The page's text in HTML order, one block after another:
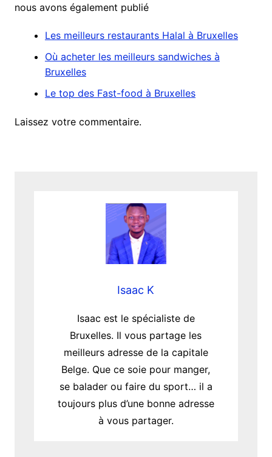
nous avons également publié
Les meilleurs restaurants Halal à Bruxelles
Où acheter les meilleurs sandwiches à
Bruxelles
Le top des Fast-food à Bruxelles
Laissez votre commentaire.
Isaac K
Isaac est le spécialiste de
Bruxelles. Il vous partage les
meilleurs adresse de la capitale
Belge. Que ce soie pour manger,
se balader ou faire du sport… il a
toujours plus d’une bonne adresse
à vous partager.